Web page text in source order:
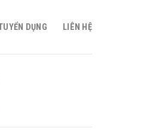
DỤNG LIÊN HỆ